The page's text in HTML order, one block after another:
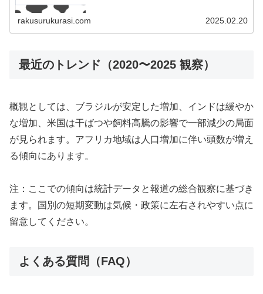
rakusurukurasi.com 2025.02.20
最近のトレンド（2020〜2025 観察）
概観としては、ブラジルが安定した増加、インドは緩やか
な増加、米国は干ばつや飼料高騰の影響で一部減少の局面
が見られます。アフリカ地域は人口増加に伴い頭数が増え
る傾向にあります。
注：ここでの傾向は統計データと報道の総合観察に基づき
ます。国別の短期変動は気候・政策に左右されやすい点に
留意してください。
よくある質問（FAQ）